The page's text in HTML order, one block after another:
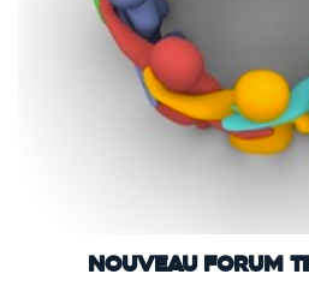
Nouveau forum